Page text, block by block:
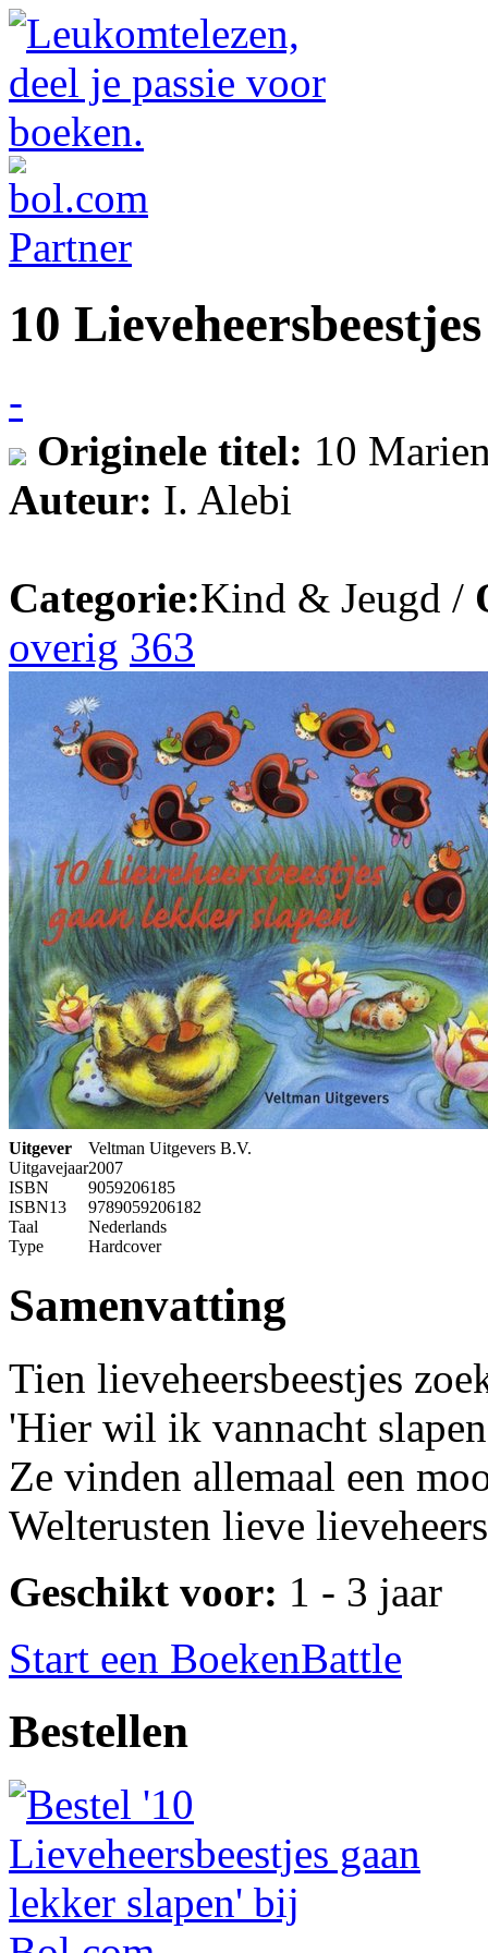
10
-
Originele titel: 10
Auteur: I. Alebi
Categorie:Kind & Jeugd /
overig 363
Uitgever
Veltman Uitgevers B.V.
Uitgavejaar2007
ISBN
9059206185
ISBN13
9789059206182
Taal
Nederlands
Type
Hardcover
Samenvatting
Tien lieveheersbeestjes
'Hier wil ik vannacht
Ze vinden allemaal een
Welterusten lieve
Geschikt voor: 1 - 3 jaar
Start een BoekenBattle
Bestellen